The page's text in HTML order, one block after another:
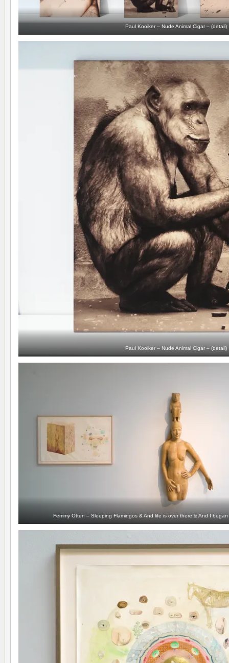
Paul Kooiker – Nude Animal Cigar – (detail)
Paul Kooiker – Nude Animal Cigar – (detail)
Femmy Otten – Sleeping Flamingos & And life is over there & And I